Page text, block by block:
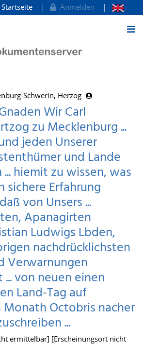
Startseite Anmelden
Schwerin, Herzog
Wir Carl
zu Mecklenburg ...
jeden Unserer
und Lande
hiemit zu wissen, was
sichere Erfahrung
von Unsers ...
Apanagirten
Ludwigs Lbden,
nachdrücklichsten
Verwarnungen
von neuen einen
Land-Tag auf
Octobris nacher
...
ermittelbar] [Erscheinungsort nicht